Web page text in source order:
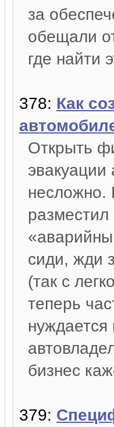
за
обещали
где найти
378: Как
Открыть
несложно.
сиди, жди
(так с
теперь
бизнес
379: